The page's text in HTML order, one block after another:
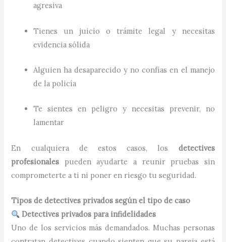
agresiva
Tienes un juicio o trámite legal y necesitas
evidencia sólida
Alguien ha desaparecido y no confías en el manejo
de la policía
Te sientes en peligro y necesitas prevenir, no
lamentar
En cualquiera de estos casos, los detectives
profesionales pueden ayudarte a reunir pruebas sin
comprometerte a ti ni poner en riesgo tu seguridad.
Tipos de detectives privados según el tipo de caso
Detectives privados para infidelidades
Uno de los servicios más demandados. Muchas personas